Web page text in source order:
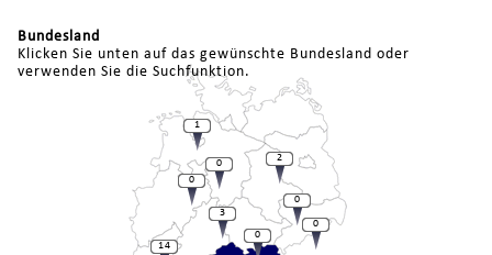
Bundesland
Klicken Sie unten auf das gewünschte Bundesland oder
verwenden Sie die Suchfunktion.
0
14
0
0
2
0
1
0
3